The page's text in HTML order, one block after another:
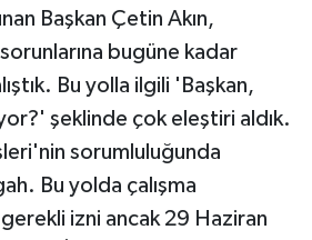
Başkan Çetin Akın,
bugüne kadar
Bu yolla ilgili 'Başkan,
şeklinde çok eleştiri aldık.
sorumluluğunda
Bu yolda çalışma
izni ancak 29 Haziran